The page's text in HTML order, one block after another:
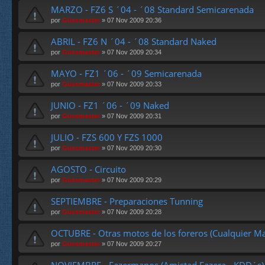
ta.
en
cu
es
ta.
MARZO - FZ6 S ´04 - ´08 Standard Semicarenada
por Güesmaster » 07 Nov 2009 20:36
ABRIL - FZ6 N ´04 - ´08 Standard Naked
por Güesmaster » 07 Nov 2009 20:34
MAYO - FZ1 ´06 - ´09 Semicarenada
por Güesmaster » 07 Nov 2009 20:33
JUNIO - FZ1 ´06 - ´09 Naked
por Güesmaster » 07 Nov 2009 20:31
JULIO - FZS 600 Y FZS 1000
por Güesmaster » 07 Nov 2009 20:30
AGOSTO - Circuito
por Güesmaster » 07 Nov 2009 20:29
SEPTIEMBRE - Preparaciones Tunning
por Güesmaster » 07 Nov 2009 20:28
OCTUBRE - Otras motos de los foreros (Cualquier
por Güesmaster » 07 Nov 2009 20:27